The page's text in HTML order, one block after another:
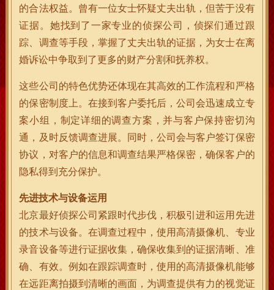
的合法权益。曾有一位女士怀疑丈夫出轨，但苦于没有
证据。她找到了一家专业的侦探公司，侦探们通过跟
踪、调查等手段，掌握了丈夫出轨的证据，为女士在离
婚诉讼中争取到了更多的财产分割和抚养权。
这些公司的特色优势还体现在其高效的工作流程和严格
的保密制度上。在接到客户委托后，公司会迅速成立专
案小组，制定详细的调查方案，并与客户保持密切沟
通，及时反馈调查进展。同时，公司会与客户签订保密
协议，对客户的信息和调查结果严格保密，确保客户的
隐私得到充分保护。
先进技术与设备运用
北京最好侦探公司紧跟时代步伐，积极引进和运用先进
的技术与设备。在调查过程中，使用高清摄像机、专业
录音设备等进行证据收集，确保收集到的证据清晰、准
确、有效。例如在跟踪调查时，使用的高清摄像机能够
在远距离拍摄到清晰的画面，为调查提供有力的视觉证